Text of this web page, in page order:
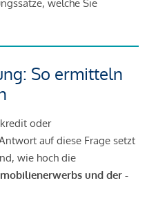
welche Sie
So ermitteln
oder
auf diese Frage setzt
wie hoch die
und der -